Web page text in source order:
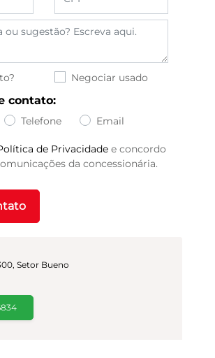
Setor Bueno
Negociar usado
contato:
Telefone Email
de Privacidade e concordo
da concessionária.